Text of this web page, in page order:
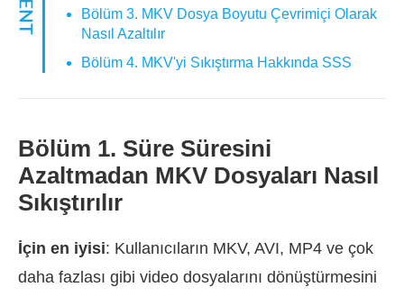
Bölüm 3. MKV Dosya Boyutu Çevrimiçi Olarak
Nasıl Azaltılır
Bölüm 4. MKV'yi Sıkıştırma Hakkında SSS
Bölüm 1. Süre Süresini
Azaltmadan MKV Dosyaları Nasıl
Sıkıştırılır
İçin en iyisi: Kullanıcıların MKV, AVI, MP4 ve çok
daha fazlası gibi video dosyalarını dönüştürmesini